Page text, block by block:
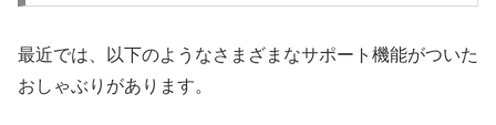
最近では、以下のようなさまざまなサポート機能がついた
おしゃぶりがあります。